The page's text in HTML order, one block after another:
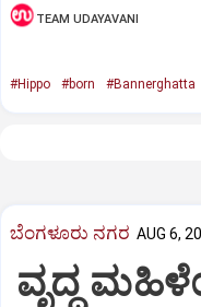
TEAM UDAYAVANI
#Hippo #born #Bannerghatta
ಬೆಂಗಳೂರು ನಗರ AUG 6,
ವೃದ್ಧ